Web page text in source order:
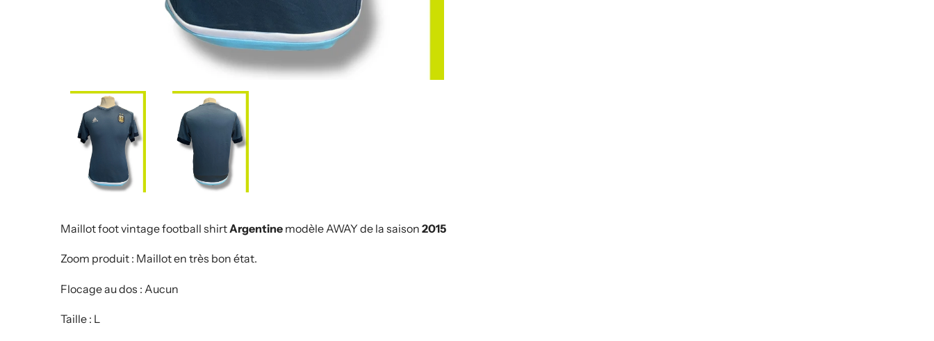
Maillot foot vintage football shirtArgentine modèle AWAY de la saison 2015
Zoom produit : Maillot en très bon état.
Flocage au dos : Aucun
Taille : L